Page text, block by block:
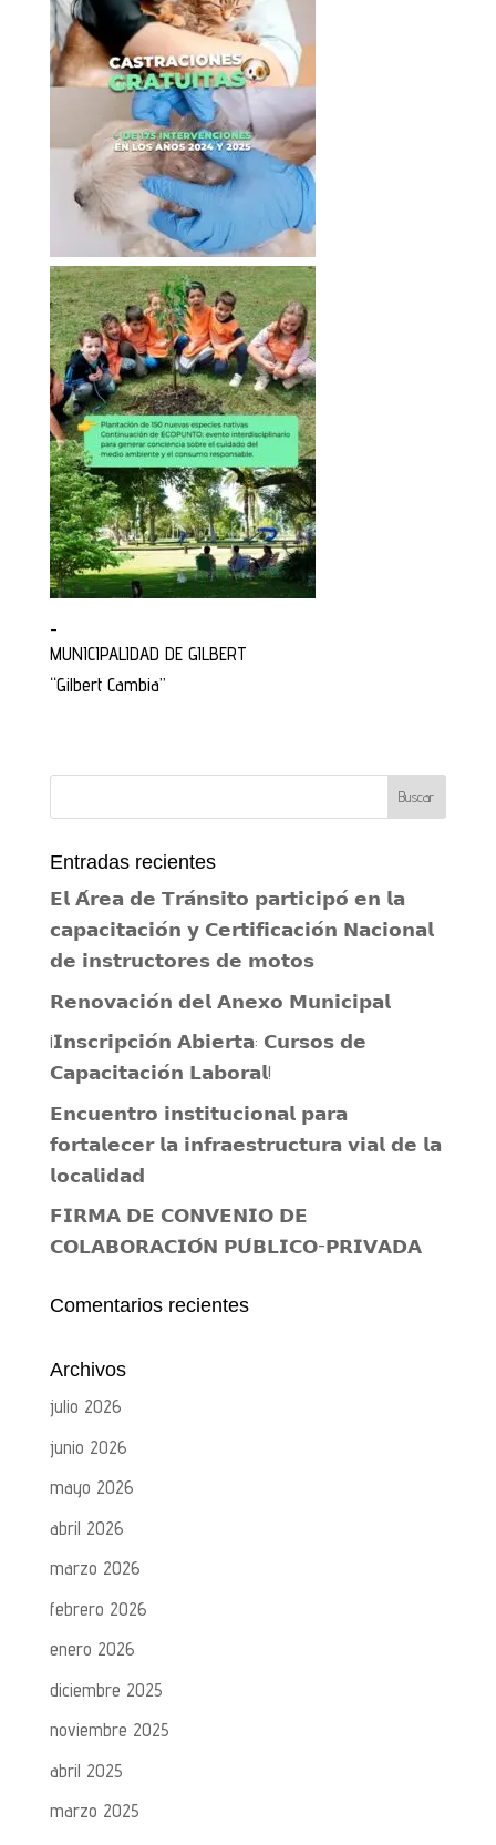
MUNICIPALIDAD DE GILBERT
“Gilbert Cambia”
Entradas recientes
𝗘𝗹 𝗔́𝗿𝗲𝗮 𝗱𝗲 𝗧𝗿𝗮́𝗻𝘀𝗶𝘁𝗼 𝗽𝗮𝗿𝘁𝗶𝗰𝗶𝗽𝗼́ 𝗲𝗻 𝗹𝗮
𝗰𝗮𝗽𝗮𝗰𝗶𝘁𝗮𝗰𝗶𝗼́𝗻 𝘆 𝗖𝗲𝗿𝘁𝗶𝗳𝗶𝗰𝗮𝗰𝗶𝗼́𝗻 𝗡𝗮𝗰𝗶𝗼𝗻𝗮𝗹
𝗱𝗲 𝗶𝗻𝘀𝘁𝗿𝘂𝗰𝘁𝗼𝗿𝗲𝘀 𝗱𝗲 𝗺𝗼𝘁𝗼𝘀
𝗥𝗲𝗻𝗼𝘃𝗮𝗰𝗶𝗼́𝗻 𝗱𝗲𝗹 𝗔𝗻𝗲𝘅𝗼 𝗠𝘂𝗻𝗶𝗰𝗶𝗽𝗮𝗹
¡𝗜𝗻𝘀𝗰𝗿𝗶𝗽𝗰𝗶𝗼́𝗻 𝗔𝗯𝗶𝗲𝗿𝘁𝗮: 𝗖𝘂𝗿𝘀𝗼𝘀 𝗱𝗲
𝗖𝗮𝗽𝗮𝗰𝗶𝘁𝗮𝗰𝗶𝗼́𝗻 𝗟𝗮𝗯𝗼𝗿𝗮𝗹!
𝗘𝗻𝗰𝘂𝗲𝗻𝘁𝗿𝗼 𝗶𝗻𝘀𝘁𝗶𝘁𝘂𝗰𝗶𝗼𝗻𝗮𝗹 𝗽𝗮𝗿𝗮
𝗳𝗼𝗿𝘁𝗮𝗹𝗲𝗰𝗲𝗿 𝗹𝗮 𝗶𝗻𝗳𝗿𝗮𝗲𝘀𝘁𝗿𝘂𝗰𝘁𝘂𝗿𝗮 𝘃𝗶𝗮𝗹 𝗱𝗲 𝗹𝗮
𝗹𝗼𝗰𝗮𝗹𝗶𝗱𝗮𝗱
𝗙𝗜𝗥𝗠𝗔 𝗗𝗘 𝗖𝗢𝗡𝗩𝗘𝗡𝗜𝗢 𝗗𝗘
𝗖𝗢𝗟𝗔𝗕𝗢𝗥𝗔𝗖𝗜𝗢́𝗡 𝗣𝗨́𝗕𝗟𝗜𝗖𝗢-𝗣𝗥𝗜𝗩𝗔𝗗𝗔
Comentarios recientes
Archivos
julio 2026
junio 2026
mayo 2026
abril 2026
marzo 2026
febrero 2026
enero 2026
diciembre 2025
noviembre 2025
abril 2025
marzo 2025